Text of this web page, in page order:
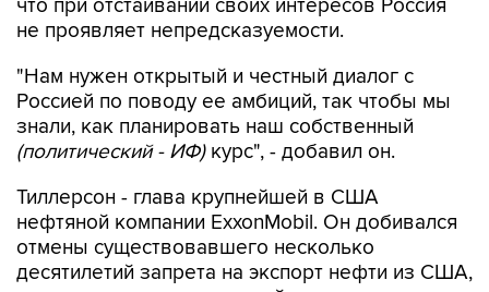
"Нам нужен открытый и честный диалог с
знали, как планировать наш собственный
(политический - ИФ)курс", - добавил он.
Тиллерсон - глава крупнейшей в США
отмены существовавшего несколько
десятилетий запрета на экспорт нефти из США,
а также снятия ограничений на развитие
проектов экспорта сжиженного газа. После